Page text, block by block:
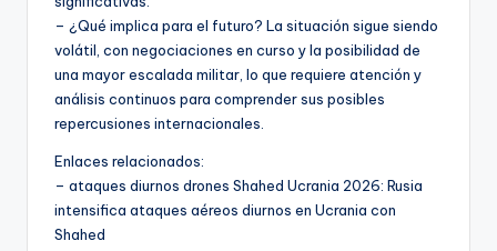
– ¿Qué implica para el futuro? La situación sigue siendo
volátil, con negociaciones en curso y la posibilidad de
una mayor escalada militar, lo que requiere atención y
análisis continuos para comprender sus posibles
repercusiones internacionales.
Enlaces relacionados:
– ataques diurnos drones Shahed Ucrania 2026: Rusia
intensifica ataques aéreos diurnos en Ucrania con
Shahed